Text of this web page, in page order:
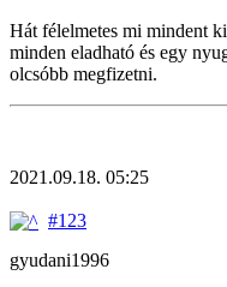
Hát félelmetes mi mindent
minden eladható és egy
olcsóbb megfizetni.
2021.09.18. 05:25
#123
gyudani1996